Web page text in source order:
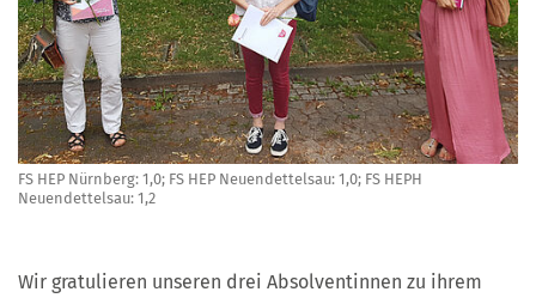
FS HEP Nürnberg: 1,0; FS HEP Neuendettelsau: 1,0; FS HEPH
Neuendettelsau: 1,2
Wir gratulieren unseren drei Absolventinnen zu ihrem